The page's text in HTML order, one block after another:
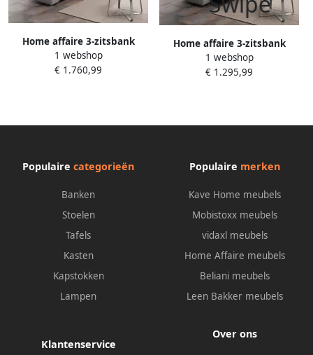
Home affaire 3-zitsbank
Sentrano ook met elektrische
functie met usb-aansluiting
1 webshop
€ 1.760,99
Home affaire 3-zitsbank
Sentrano ook met elektrische
functie met usb-aansluiting
1 webshop
€ 1.295,99
Populaire categorieën
Banken
Stoelen
Tafels
Kasten
Kapstokken
Lampen
Populaire merken
Kave Home meubels
Mobistoxx meubels
vidaxl meubels
Home Affaire meubels
Beliani meubels
Leen Bakker meubels
Klantenservice
Over ons